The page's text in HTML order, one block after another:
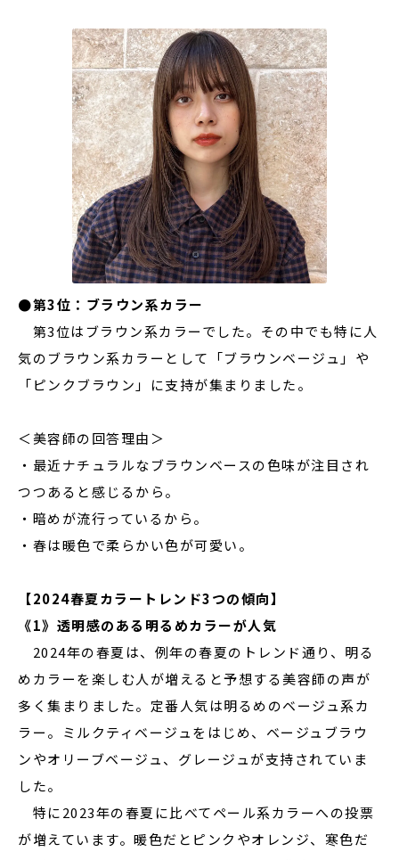
●第3位：ブラウン系カラー
第3位はブラウン系カラーでした。その中でも特に人
気のブラウン系カラーとして「ブラウンベージュ」や
「ピンクブラウン」に支持が集まりました。
＜美容師の回答理由＞
・最近ナチュラルなブラウンベースの色味が注目され
つつあると感じるから。
・暗めが流行っているから。
・春は暖色で柔らかい色が可愛い。
【2024春夏カラートレンド3つの傾向】
《1》透明感のある明るめカラーが人気
2024年の春夏は、例年の春夏のトレンド通り、明る
めカラーを楽しむ人が増えると予想する美容師の声が
多く集まりました。定番人気は明るめのベージュ系カ
ラー。ミルクティベージュをはじめ、ベージュブラウ
ンやオリーブベージュ、グレージュが支持されていま
した。
特に2023年の春夏に比べてペール系カラーへの投票
が増えています。暖色だとピンクやオレンジ、寒色だ